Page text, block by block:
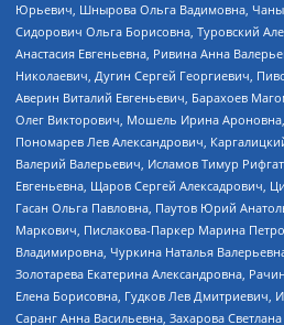
Юрьевич, Шнырова Ольга Вадимовна,
Сидорович Ольга Борисовна, Туровский
Анастасия Евгеньевна, Ривина Анна
Николаевич, Дугин Сергей Георгиевич,
Аверин Виталий Евгеньевич, Барахоев
Олег Викторович, Мошель Ирина
Пономарев Лев Александрович,
Валерий Валерьевич, Исламов Тимур
Евгеньевна, Щаров Сергей Алексадрович,
Гасан Ольга Павловна, Паутов Юрий
Маркович, Пислакова-Паркер Марина
Владимировна, Чуркина Наталья
Золотарева Екатерина Александровна,
Елена Борисовна, Гудков Лев
Саранг Анна Васильевна, Захарова